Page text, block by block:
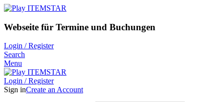
Webseite für Termine und Buchungen
Login / Register
Search
Menu
Login / Register
Sign inCreate an Account